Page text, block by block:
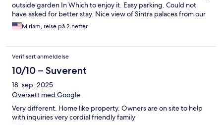
outside garden In Which to enjoy it. Easy parking. Could not
have asked for better stay. Nice view of Sintra palaces from our
room. Even was given a flower for “Woman’s Day”.
Miriam, reise på 2 netter
Verifisert anmeldelse
10/10 – Suverent
18. sep. 2025
Oversett med Google
Very different. Home like property. Owners are on site to help
with inquiries very cordial friendly family